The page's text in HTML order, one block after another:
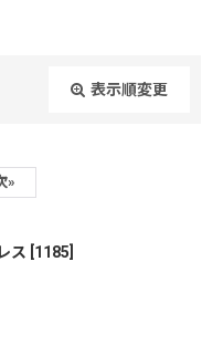
表示順変更
»
ス 1185